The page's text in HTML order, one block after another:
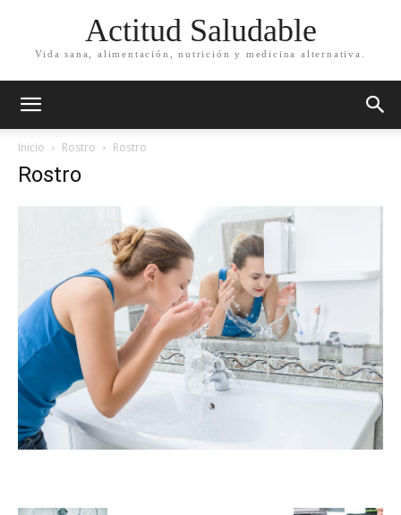
Actitud Saludable
Vida sana, alimentación, nutrición y medicina alternativa.
Inicio Rostro Rostro
Rostro